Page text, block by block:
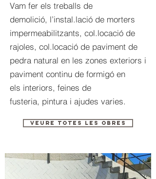
Vam fer els treballs de
demolició, l’instal.lació de morters
impermeabilitzants, col.locació de
rajoles, col.locació de paviment de
pedra natural en les zones exteriors i
paviment continu de formigó en
els interiors, feines de
fusteria, pintura i ajudes varies.
VEURE TOTES LES OBRES